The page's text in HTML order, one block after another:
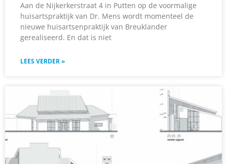
Aan de Nijkerkerstraat 4 in Putten op de voormalige
huisartspraktijk van Dr. Mens wordt momenteel de
nieuwe huisartsenpraktijk van Breuklander
gerealiseerd. En dat is niet
LEES VERDER »